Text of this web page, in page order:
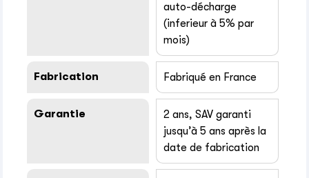
auto-décharge
(inferieur à 5% par
mois)
Fabrication Fabriqué en France
Garantie
2 ans, SAV garanti
jusqu’à 5 ans après la
date de fabrication